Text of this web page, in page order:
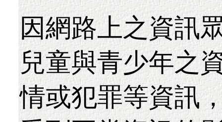
因網路上之資訊
兒童與青少年之
情或犯罪等資訊